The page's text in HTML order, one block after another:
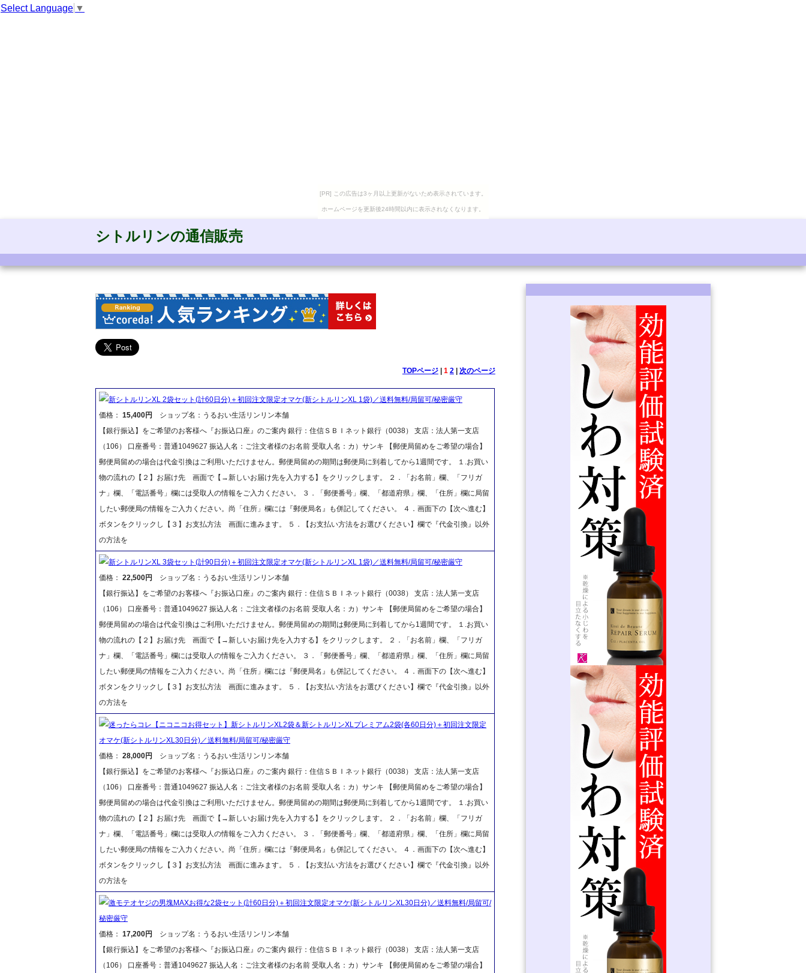
Select Language ▼
[PR] この広告は3ヶ月以上更新がないため表示されています。
ホームページを更新後24時間以内に表示されなくなります。
シトルリンの通信販売
TOPページ| 1 2| 次のページ
新シトルリンXL 2袋セット(計60日分)＋初回注文限定オマケ(新シトルリンXL 1袋)／送料無料/局留可/秘密厳守
価格： 15,400円
ショップ名：うるおい生活リンリン本舗
【銀行振込】をご希望のお客様へ『お振込口座』のご案内 銀行：住信ＳＢＩネット銀行（0038） 支店：法人第一支店
（106） 口座番号：普通1049627 振込人名：ご注文者様のお名前 受取人名：カ）サンキ 【郵便局留めをご希望の場合】
郵便局留めの場合は代金引換はご利用いただけません。郵便局留めの期間は郵便局に到着してから1週間です。 １.お買い
物の流れの【２】お届け先 画面で【→新しいお届け先を入力する】をクリックします。 ２．「お名前」欄、「フリガ
ナ」欄、「電話番号」欄には受取人の情報をご入力ください。 ３．「郵便番号」欄、「都道府県」欄、「住所」欄に局留
したい郵便局の情報をご入力ください。尚「住所」欄には『郵便局名』も併記してください。 ４．画面下の【次へ進む】
ボタンをクリックし【３】お支払方法 画面に進みます。 ５．【お支払い方法をお選びください】欄で『代金引換』以外
の方法を
新シトルリンXL 3袋セット(計90日分)＋初回注文限定オマケ(新シトルリンXL 1袋)／送料無料/局留可/秘密厳守
価格： 22,500円
ショップ名：うるおい生活リンリン本舗
【銀行振込】をご希望のお客様へ『お振込口座』のご案内 銀行：住信ＳＢＩネット銀行（0038） 支店：法人第一支店
（106） 口座番号：普通1049627 振込人名：ご注文者様のお名前 受取人名：カ）サンキ 【郵便局留めをご希望の場合】
郵便局留めの場合は代金引換はご利用いただけません。郵便局留めの期間は郵便局に到着してから1週間です。 １.お買い
物の流れの【２】お届け先 画面で【→新しいお届け先を入力する】をクリックします。 ２．「お名前」欄、「フリガ
ナ」欄、「電話番号」欄には受取人の情報をご入力ください。 ３．「郵便番号」欄、「都道府県」欄、「住所」欄に局留
したい郵便局の情報をご入力ください。尚「住所」欄には『郵便局名』も併記してください。 ４．画面下の【次へ進む】
ボタンをクリックし【３】お支払方法 画面に進みます。 ５．【お支払い方法をお選びください】欄で『代金引換』以外
の方法を
迷ったらコレ【ニコニコお得セット】新シトルリンXL2袋＆新シトルリンXLプレミアム2袋(各60日分)＋初回注文限定
オマケ(新シトルリンXL30日分)／送料無料/局留可/秘密厳守
価格： 28,000円
ショップ名：うるおい生活リンリン本舗
【銀行振込】をご希望のお客様へ『お振込口座』のご案内 銀行：住信ＳＢＩネット銀行（0038） 支店：法人第一支店
（106） 口座番号：普通1049627 振込人名：ご注文者様のお名前 受取人名：カ）サンキ 【郵便局留めをご希望の場合】
郵便局留めの場合は代金引換はご利用いただけません。郵便局留めの期間は郵便局に到着してから1週間です。 １.お買い
物の流れの【２】お届け先 画面で【→新しいお届け先を入力する】をクリックします。 ２．「お名前」欄、「フリガ
ナ」欄、「電話番号」欄には受取人の情報をご入力ください。 ３．「郵便番号」欄、「都道府県」欄、「住所」欄に局留
したい郵便局の情報をご入力ください。尚「住所」欄には『郵便局名』も併記してください。 ４．画面下の【次へ進む】
ボタンをクリックし【３】お支払方法 画面に進みます。 ５．【お支払い方法をお選びください】欄で『代金引換』以外
の方法を
激モテオヤジの男塊MAXお得な2袋セット(計60日分)＋初回注文限定オマケ(新シトルリンXL30日分)／送料無料/局留可/
秘密厳守
価格： 17,200円
ショップ名：うるおい生活リンリン本舗
【銀行振込】をご希望のお客様へ『お振込口座』のご案内 銀行：住信ＳＢＩネット銀行（0038） 支店：法人第一支店
（106） 口座番号：普通1049627 振込人名：ご注文者様のお名前 受取人名：カ）サンキ 【郵便局留めをご希望の場合】